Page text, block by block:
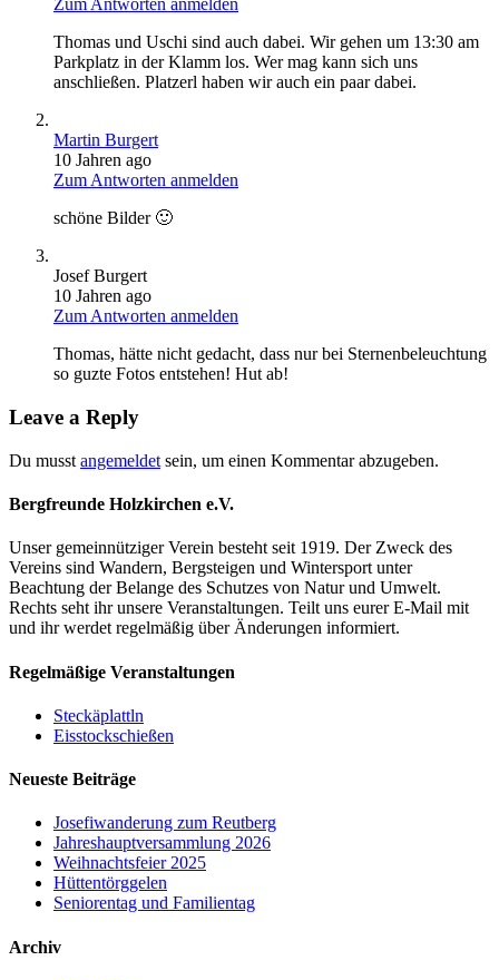
Zum Antworten anmelden
Thomas und Uschi sind auch dabei. Wir gehen um 13:30 am
Parkplatz in der Klamm los. Wer mag kann sich uns
anschließen. Platzerl haben wir auch ein paar dabei.
Martin Burgert
10 Jahren ago
Zum Antworten anmelden
schöne Bilder 🙂
Josef Burgert
10 Jahren ago
Zum Antworten anmelden
Thomas, hätte nicht gedacht, dass nur bei Sternenbeleuchtung
so guzte Fotos entstehen! Hut ab!
Leave a Reply
Du musst angemeldet sein, um einen Kommentar abzugeben.
Bergfreunde Holzkirchen e.V.
Unser gemeinnütziger Verein besteht seit 1919. Der Zweck des
Vereins sind Wandern, Bergsteigen und Wintersport unter
Beachtung der Belange des Schutzes von Natur und Umwelt.
Rechts seht ihr unsere Veranstaltungen. Teilt uns eurer E-Mail mit
und ihr werdet regelmäßig über Änderungen informiert.
Regelmäßige Veranstaltungen
Steckäplattln
Eisstockschießen
Neueste Beiträge
Josefiwanderung zum Reutberg
Jahreshauptversammlung 2026
Weihnachtsfeier 2025
Hüttentörggelen
Seniorentag und Familientag
Archiv